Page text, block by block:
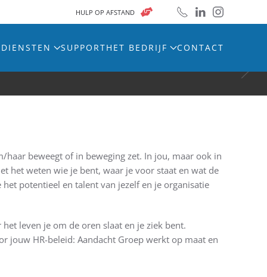
HULP OP AFSTAND
SUPPORTHET BEDRIJF CONTACT
haar beweegt of in beweging zet. In jou, maar ook in
het weten wie je bent, waar je voor staat en wat de
potentieel en talent van jezelf en je organisatie
leven je om de oren slaat en je ziek bent.
jouw HR-beleid: Aandacht Groep werkt op maat en